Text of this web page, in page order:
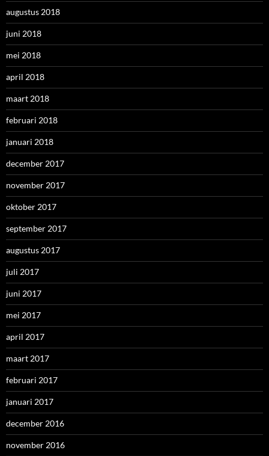
augustus 2018
juni 2018
mei 2018
april 2018
maart 2018
februari 2018
januari 2018
december 2017
november 2017
oktober 2017
september 2017
augustus 2017
juli 2017
juni 2017
mei 2017
april 2017
maart 2017
februari 2017
januari 2017
december 2016
november 2016